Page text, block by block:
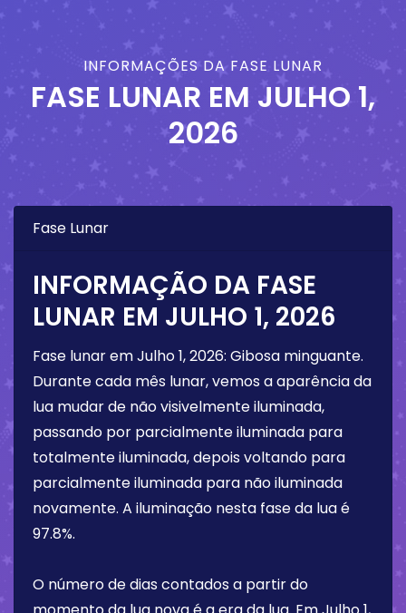
INFORMAÇÕES DA FASE LUNAR
FASE LUNAR EM JULHO 1,
2026
Fase Lunar
INFORMAÇÃO DA FASE
LUNAR EM JULHO 1, 2026
Fase lunar emJulho 1, 2026: Gibosa minguante.
Durante cada mês lunar, vemos a aparência da
lua mudar de não visivelmente iluminada,
passando por parcialmente iluminada para
totalmente iluminada, depois voltando para
parcialmente iluminada para não iluminada
novamente. A iluminação nesta fase da lua é
97.8%.
O número de dias contados a partir do